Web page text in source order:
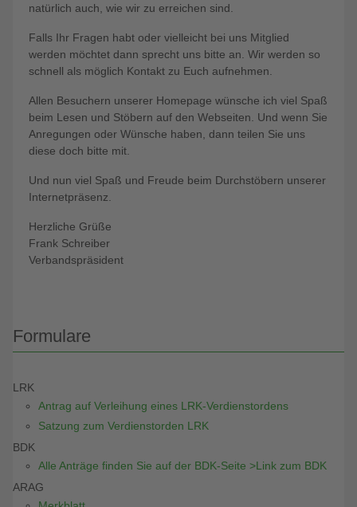
natürlich auch, wie wir zu erreichen sind.
Falls Ihr Fragen habt oder vielleicht bei uns Mitglied
werden möchtet dann sprecht uns bitte an. Wir werden so
schnell als möglich Kontakt zu Euch aufnehmen.
Allen Besuchern unserer Homepage wünsche ich viel Spaß
beim Lesen und Stöbern auf den Webseiten. Und wenn Sie
Anregungen oder Wünsche haben, dann teilen Sie uns
diese doch bitte mit.
Und nun viel Spaß und Freude beim Durchstöbern unserer
Internetpräsenz.
Herzliche Grüße
Frank Schreiber
Verbandspräsident
Formulare
LRK
Antrag auf Verleihung eines LRK-Verdienstordens
Satzung zum Verdienstorden LRK
BDK
Alle Anträge finden Sie auf der BDK-Seite >Link zum BDK
ARAG